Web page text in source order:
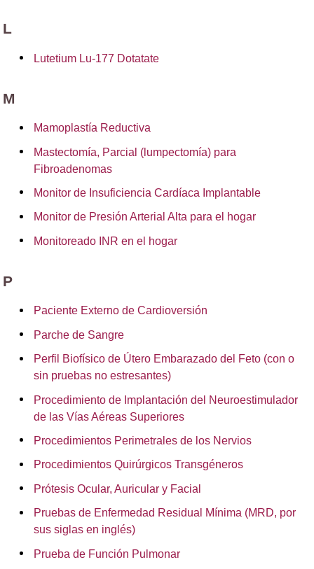
L
Lutetium Lu-177 Dotatate
M
Mamoplastía Reductiva
Mastectomía, Parcial (lumpectomía) para
Fibroadenomas
Monitor de Insuficiencia Cardíaca Implantable
Monitor de Presión Arterial Alta para el hogar
Monitoreado INR en el hogar
P
Paciente Externo de Cardioversión
Parche de Sangre
Perfil Biofísico de Útero Embarazado del Feto (con o
sin pruebas no estresantes)
Procedimiento de Implantación del Neuroestimulador
de las Vías Aéreas Superiores
Procedimientos Perimetrales de los Nervios
Procedimientos Quirúrgicos Transgéneros
Prótesis Ocular, Auricular y Facial
Pruebas de Enfermedad Residual Mínima (MRD, por
sus siglas en inglés)
Prueba de Función Pulmonar